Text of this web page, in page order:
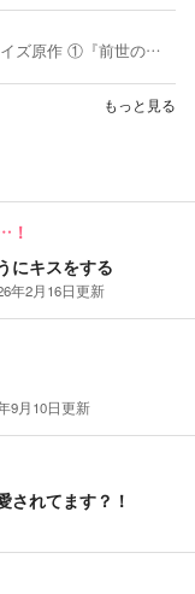
◾︎コミカライズ原作 ①『前世の知識でお弁当屋を開きましたが、 仕事仲間の第二王子から溺愛されるなんて聞いてません』 ②『変人と噂される辺境伯の身代わり花嫁となりましたが、実は優しい旦那様のつくるあたたかい食事のおかげで幸せです。』 ③『悪役令嬢だと言われて婚約を破棄されたので、隣国で魔法の研究者になろうと思います。』 （小説家になろう、エブリスタにて掲載） ◾︎同名義にて書き下ろしBL配信中です。 （アンソロジー収録） ◾︎2025年 『勇者のレシピ 〜世界を滅ぼせなかった魔王の異世界食堂〜』 →カクヨム公式レビュー 【ファミ通文庫編集者Eが選ぶ、〝まさかの関係性〟がおもしろい勇者と魔王の物語４選】掲載 ◾︎2024年 『徒花の鍛冶師』 → 第23回角川ビーンズ小説大賞 一般部門 二次選考通過 『真夜中のショコラトリー』 『僕のトラック転生を天使が邪魔してくる件』 『白髪の女王と呪われたドラゴン』 →カクヨムコン9短編部門 中間選考通過 ◾︎2023年 『裏名古屋駅カラ脱出セヨ』 →カクヨムコン8短編部門 中間選考通過 ◾︎2022年 『言祝ぎ言語修復事務所インターン記録』 →〈メディアワークス文庫×３つのお題〉コンテスト 女性主人公×ファンタジー部門 最終選考選出 お読みいただきありがとうございます。 応援が励みとなっております。 偲凪生と申します。 小説家になろう、エブリスタでも活動しています。 書くことはライフワーク。 読むのも書くのも、切ない物語を好みます。
もっと見る
！
にキスをする
年2月16日更新
9月10日更新
されてます？！